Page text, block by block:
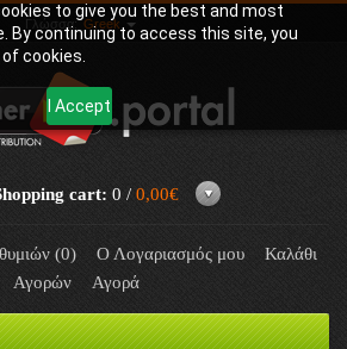
to give you the best and most
By continuing to access this site, you
cookies.
I Accept
Γλώσσα:Greek
cart: 0 / 0,00€
(0) Ο Λογαριασμός μου
Καλάθι
Αγορών
Αγορά